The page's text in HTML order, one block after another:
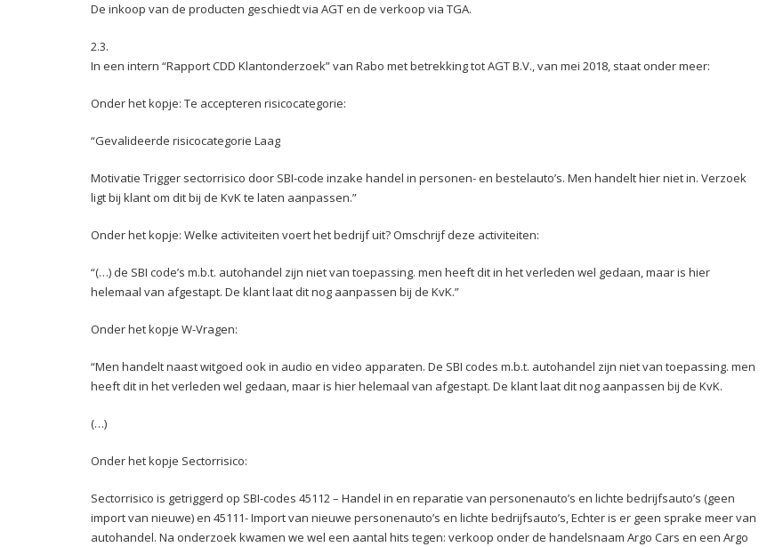
De inkoop van de producten geschiedt via AGT en de verkoop via TGA.
2.3.
In een intern “Rapport CDD Klantonderzoek” van Rabo met betrekking tot AGT B.V., van mei 2018, staat onder meer:
Onder het kopje: Te accepteren risicocategorie:
“Gevalideerde risicocategorie Laag
Motivatie Trigger sectorrisico door SBI-code inzake handel in personen- en bestelauto’s. Men handelt hier niet in. Verzoek
ligt bij klant om dit bij de KvK te laten aanpassen.”
Onder het kopje: Welke activiteiten voert het bedrijf uit? Omschrijf deze activiteiten:
“(…) de SBI code’s m.b.t. autohandel zijn niet van toepassing. men heeft dit in het verleden wel gedaan, maar is hier
helemaal van afgestapt. De klant laat dit nog aanpassen bij de KvK.”
Onder het kopje W-Vragen:
“Men handelt naast witgoed ook in audio en video apparaten. De SBI codes m.b.t. autohandel zijn niet van toepassing. men
heeft dit in het verleden wel gedaan, maar is hier helemaal van afgestapt. De klant laat dit nog aanpassen bij de KvK.
(…)
Onder het kopje Sectorrisico:
Sectorrisico is getriggerd op SBI-codes 45112 – Handel in en reparatie van personenauto’s en lichte bedrijfsauto’s (geen
import van nieuwe) en 45111- Import van nieuwe personenauto’s en lichte bedrijfsauto’s, Echter is er geen sprake meer van
autohandel. Na onderzoek kwamen we wel een aantal hits tegen: verkoop onder de handelsnaam Argo Cars en een Argo